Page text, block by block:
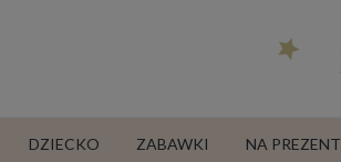
DZIECKO ZABAWKI NA PREZENT